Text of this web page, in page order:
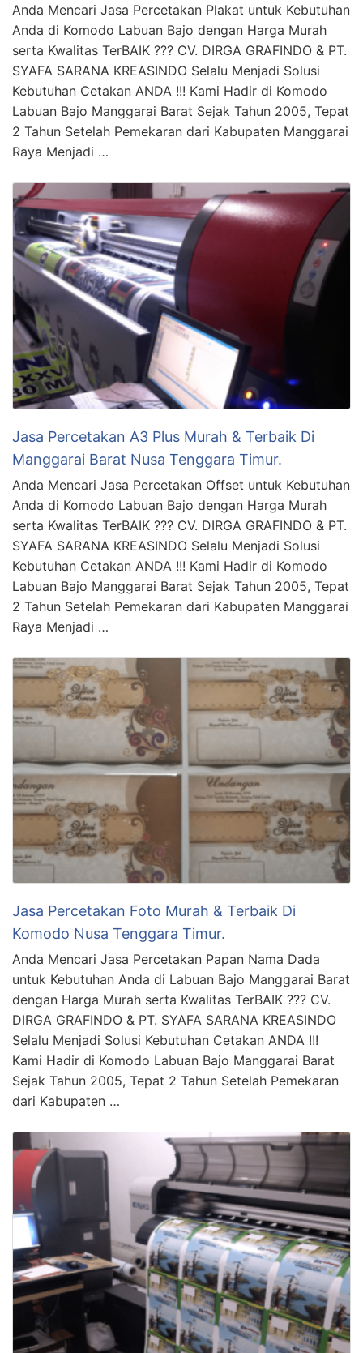
Anda Mencari Jasa Percetakan Plakat untuk Kebutuhan
Anda di Komodo Labuan Bajo dengan Harga Murah
serta Kwalitas TerBAIK ??? CV. DIRGA GRAFINDO & PT.
SYAFA SARANA KREASINDO Selalu Menjadi Solusi
Kebutuhan Cetakan ANDA !!! Kami Hadir di Komodo
Labuan Bajo Manggarai Barat Sejak Tahun 2005, Tepat
2 Tahun Setelah Pemekaran dari Kabupaten Manggarai
Raya Menjadi …
Jasa Percetakan A3 Plus Murah & Terbaik Di
Manggarai Barat Nusa Tenggara Timur.
Anda Mencari Jasa Percetakan Offset untuk Kebutuhan
Anda di Komodo Labuan Bajo dengan Harga Murah
serta Kwalitas TerBAIK ??? CV. DIRGA GRAFINDO & PT.
SYAFA SARANA KREASINDO Selalu Menjadi Solusi
Kebutuhan Cetakan ANDA !!! Kami Hadir di Komodo
Labuan Bajo Manggarai Barat Sejak Tahun 2005, Tepat
2 Tahun Setelah Pemekaran dari Kabupaten Manggarai
Raya Menjadi …
Jasa Percetakan Foto Murah & Terbaik Di
Komodo Nusa Tenggara Timur.
Anda Mencari Jasa Percetakan Papan Nama Dada
untuk Kebutuhan Anda di Labuan Bajo Manggarai Barat
dengan Harga Murah serta Kwalitas TerBAIK ??? CV.
DIRGA GRAFINDO & PT. SYAFA SARANA KREASINDO
Selalu Menjadi Solusi Kebutuhan Cetakan ANDA !!!
Kami Hadir di Komodo Labuan Bajo Manggarai Barat
Sejak Tahun 2005, Tepat 2 Tahun Setelah Pemekaran
dari Kabupaten …